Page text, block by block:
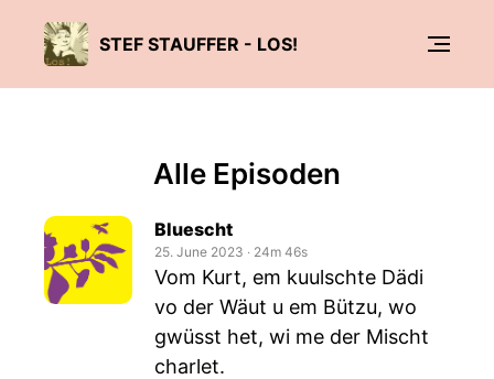
STEF STAUFFER - LOS!
Alle Episoden
Bluescht
25. June 2023 ‧ 24m 46s
Vom Kurt, em kuulschte Dädi
vo der Wäut u em Bützu, wo
gwüsst het, wi me der Mischt
charlet.